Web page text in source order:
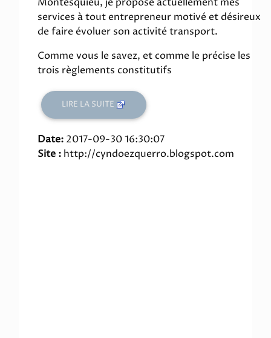
services à tout entrepreneur motivé et désireux
de faire évoluer son activité transport.
Comme vous le savez, et comme le précise les
trois règlements constitutifs
LIRE LA SUITE
Date: 2017-09-30 16:30:07
Site : http://cyndoezquerro.blogspot.com